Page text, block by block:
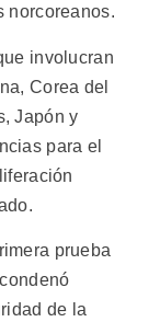
norcoreanos.
involucran
Corea del
Japón y
para el
prueba
de la